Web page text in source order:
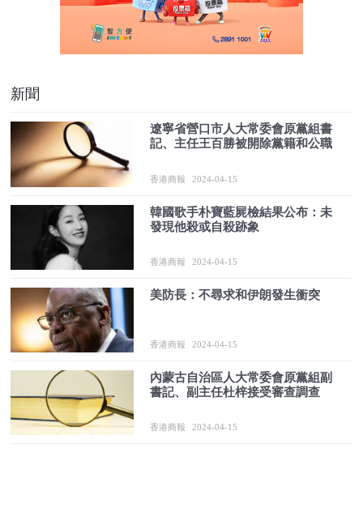
新聞
遼寧省營口市人大常委會原黨組書
記、主任王百勝被開除黨籍和公職
香港商報 2024-04-15
韓國歌手朴寶藍屍檢結果公布：未
發現他殺或自殺跡象
香港商報 2024-04-15
美防長：不尋求和伊朗發生衝突
香港商報 2024-04-15
內蒙古自治區人大常委會原黨組副
書記、副主任杜梓接受審查調查
香港商報 2024-04-15